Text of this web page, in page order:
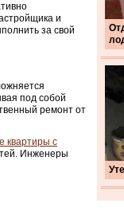
и
за свой
под собой
ремонт от
квартиры с
Инженеры